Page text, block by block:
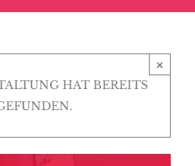
×
HAT BEREITS